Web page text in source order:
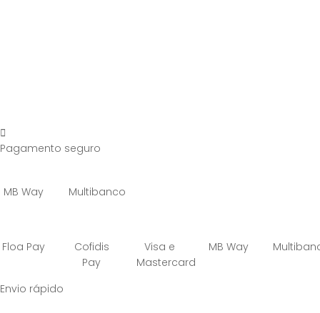
Pagamento seguro
MB Way Multibanco
Floa Pay
Cofidis
Pay
Visa e
Mastercard
MB Way
Envio rápido